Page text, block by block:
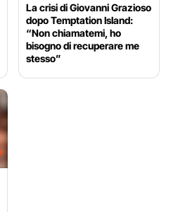
La crisi di Giovanni Grazioso
dopo Temptation Island:
“Non chiamatemi, ho
bisogno di recuperare me
stesso”